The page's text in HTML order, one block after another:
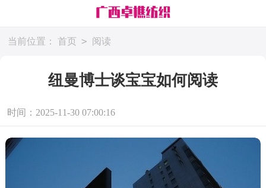
当前位置： 首页 > 阅读
纽曼博士谈宝宝如何阅读
时间：2025-11-30 07:00:16